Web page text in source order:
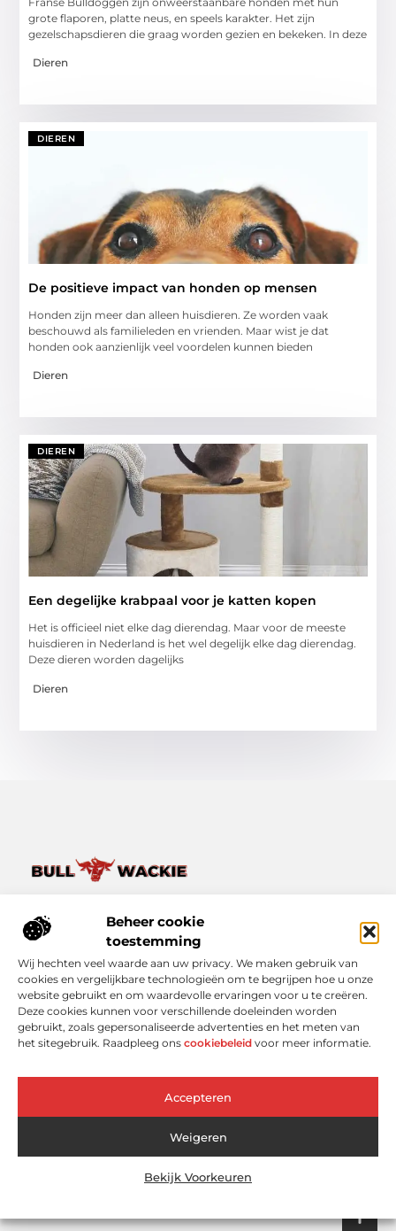
Beheer cookie
toestemming
Wij hechten veel waarde aan uw privacy. We maken gebruik van
cookies en vergelijkbare technologieën om te begrijpen hoe u onze
website gebruikt en om waardevolle ervaringen voor u te creëren.
Deze cookies kunnen voor verschillende doeleinden worden
gebruikt, zoals gepersonaliseerde advertenties en het meten van
het sitegebruik. Raadpleeg ons cookiebeleid voor meer informatie.
Accepteren
Weigeren
Bekijk Voorkeuren
grote flaporen, platte neus, en speels karakter. Het zijn
gezelschapsdieren die graag worden gezien en bekeken. In deze
Dieren
DIEREN
De positieve impact van honden op mensen
Honden zijn meer dan alleen huisdieren. Ze worden vaak
beschouwd als familieleden en vrienden. Maar wist je dat
honden ook aanzienlijk veel voordelen kunnen bieden
Dieren
DIEREN
Een degelijke krabpaal voor je katten kopen
Het is officieel niet elke dag dierendag. Maar voor de meeste
huisdieren in Nederland is het wel degelijk elke dag dierendag.
Deze dieren worden dagelijks
Dieren
het op Bullwackie.nl.
Verken een breed scala aan blogs en artikelen die je inspireren,
informeren en verrijken, van kleine momenten tot grote
inzichten.
Bericht categorie
Onze informatie
Cookiebeleid (EU)